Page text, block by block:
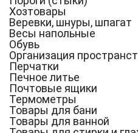
Хозтовары
Веревки, шнуры, шпагат
Весы напольные
Обувь
Организация
Перчатки
Печное литье
Почтовые ящики
Термометры
Товары для бани
Товары для ванной